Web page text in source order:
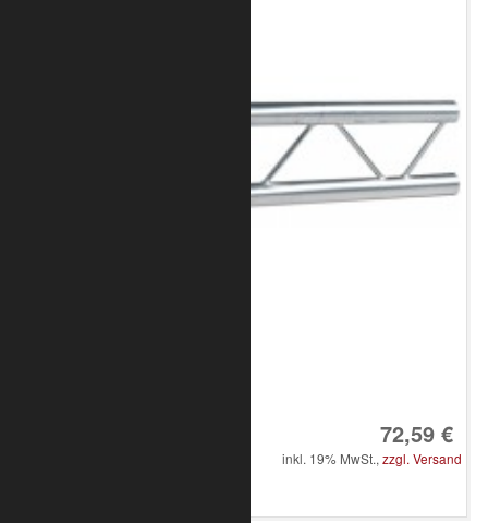
72,59 €
inkl. 19% MwSt., zzgl. Versand